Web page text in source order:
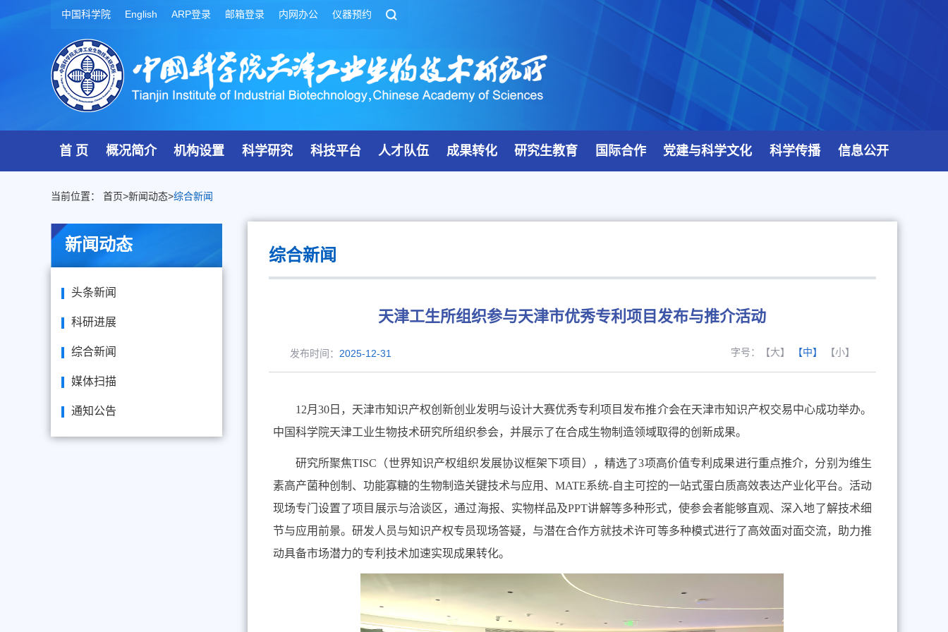
中国科学院 English ARP登录 邮箱登录 内网办公 仪器预约
首 页 概况简介 机构设置 科学研究 科技平台 人才队伍 成果转化 研究生教育 国际合作 党建与科学文化 科学传播 信息公开
当前位置： 首页>新闻动态>综合新闻
新闻动态
头条新闻
科研进展
综合新闻
媒体扫描
通知公告
综合新闻
天津工生所组织参与天津市优秀专利项目发布与推介活动
发布时间： 2025-12-31 字号： 【大】 【中】 【小】
12月 30日，天津市知识产权创新创业发明与设计大赛优秀专利项目发布推介会在天津市知识产权交易中心成功举办。
中国科学院天津工业生物技术研究所组织参会，并展示了在合成生物制造领域取得的创新成果。
研究所聚焦TISC （世界知识产权组织发展协议框架下项目），精选了3项高价值专利成果进行重点推介，分别为维生
素高产菌种创制、功能寡糖的生物制造关键技术与应用、 MATE系统-自主可控的一站式蛋白质高效表达产业化平台。活动
现场专门设置了项目展示与洽谈区，通过海报、实物样品及PPT讲解等多种形式，使参会者能够直观、深入地了解技术细
节与应用前景。研发人员与知识产权专员现场答疑，与潜在合作方就技术许可等多种模式进行了高效面对面交流，助力推
动具备市场潜力的专利技术加速实现成果转化。